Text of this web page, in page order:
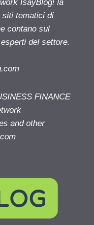
IsayBlog! la
siti tematici di
contano sul
del settore.
FINANCE
and other